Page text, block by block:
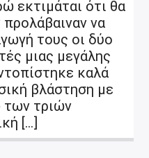
εκτιμάται ότι θα
να
τους οι δύο
μιας μεγάλης
καλά
βλάστηση με
των τριών
[…]